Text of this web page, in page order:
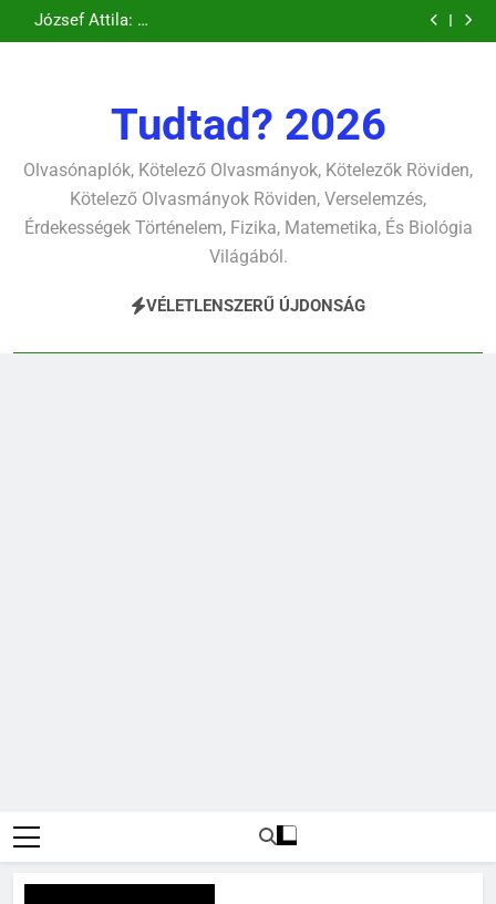
Ugrás
a
verselemzés
tavon
Mihály: A fársáng
József Attila: A
gyerekszemű élet-
Tudtad? 2026
Olvasónaplók, Kötelező Olvasmányok, Kötelezők Röviden,
Kötelező Olvasmányok Röviden, Verselemzés,
Érdekességek Történelem, Fizika, Matemetika, És Biológia
Világából.
VÉLETLENSZERŰ ÚJDONSÁG